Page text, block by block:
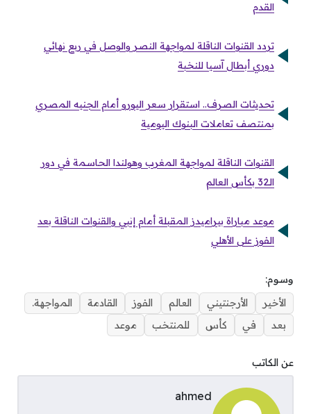
القدم
تردد القنوات الناقلة لمواجهة النصر والوصل في ربع نهائي
دوري أبطال آسيا للنخبة
تحديثات الصرف.. استقرار سعر اليورو أمام الجنيه المصري
بمنتصف تعاملات البنوك اليومية
القنوات الناقلة لمواجهة المغرب وهولندا الحاسمة في دور
الـ32 بكأس العالم
موعد مباراة بيراميدز المقبلة أمام إنبي والقنوات الناقلة بعد
الفوز على الأهلي
وسوم:
الأخير
الأرجنتيني العالم الفوز القادمة
المواجهة.
بعد
في كأس للمنتخب موعد
عن الكاتب
ahmed